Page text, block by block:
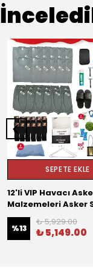
SEPETE EKLE
12'li VIP Havacı
Malzemeleri Asker
%13
₺ 5,929.00
₺ 5,149.00